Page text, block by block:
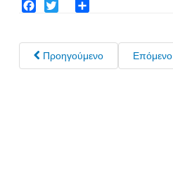
Προηγούμενο Επόμενο